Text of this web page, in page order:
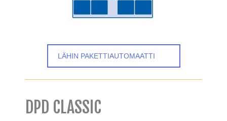
LÄHIN PAKETTIAUTOMAATTI
DPD CLASSIC